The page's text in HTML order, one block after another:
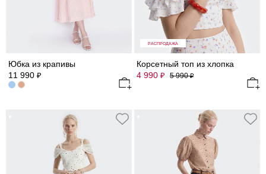
Юбка из крапивы
11 990 ₽
РАСПРОДАЖА
Корсетный топ из хлопка
4 990 ₽ 5 990₽